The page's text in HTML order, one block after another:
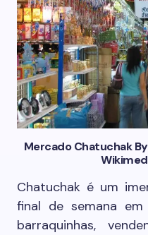
Mercado Chatuchak
Chatuchak é um
final de semana
barraquinhas,